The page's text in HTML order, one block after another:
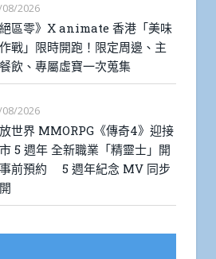
08/2026
絕區零》X animate 香港「美味
戰」限時開跑！限定周邊、主
飲、專屬虛寶一次蒐集
08/2026
世界 MMORPG《傳奇4》迎接
5 週年 全新職業「精靈士」開
前預約 5 週年紀念 MV 同步